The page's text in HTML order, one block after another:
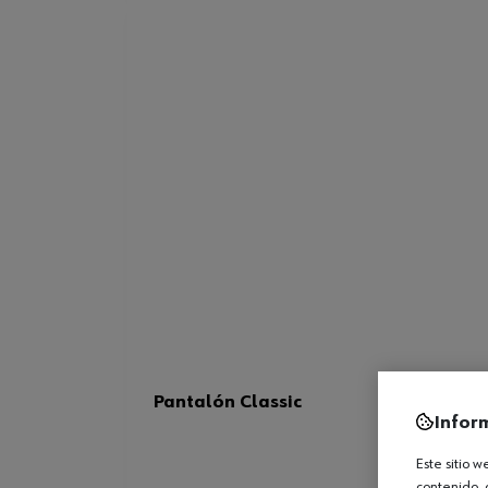
Pantalón Classic
Este sitio